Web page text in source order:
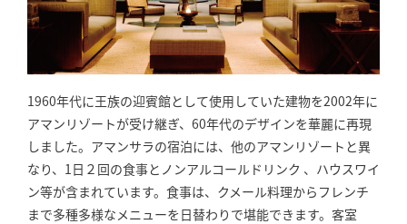
1960年代に王族の迎賓館として使用していた建物を2002年に
アマンリゾートが受け継ぎ、60年代のデザインを華麗に再現
しました。アマンサラの宿泊には、他のアマンリゾートと異
なり、1日２回の食事とノンアルコールドリンク 、ハウスワイ
ン等が含まれています。食事は、クメール料理からフレンチ
まで多種多様なメニューを日替わりで堪能できます。客室